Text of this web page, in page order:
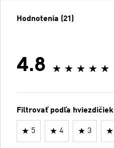
Hodnotenia (21)
4.8
Filtrovať podľa hviezdičiek
5 4 3